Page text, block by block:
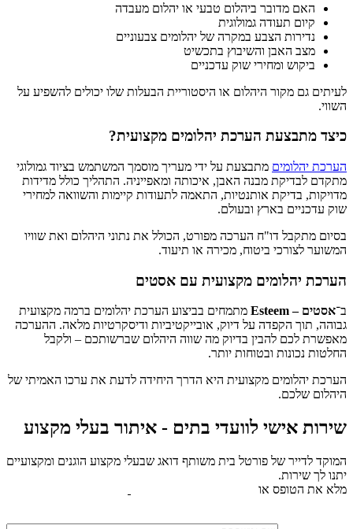
האם מדובר ביהלום טבעי או יהלום מעבדה
קיום תעודה גמולוגית
נדירות הצבע במקרה של יהלומים צבעוניים
מצב האבן והשיבוץ בתכשיט
ביקוש ומחירי שוק עדכניים
לעיתים גם מקור היהלום או היסטוריית הבעלות שלו יכולים להשפיע על
השווי.
כיצד מתבצעת הערכת יהלומים מקצועית?
הערכת יהלומיםמתבצעת על ידי מעריך מוסמך המשתמש בציוד גמולוגי
מתקדם לבדיקת מבנה האבן, איכותה ומאפייניה. התהליך כולל מדידות
מדויקות, בדיקת אותנטיות, התאמה לתעודות קיימות והשוואה למחירי
שוק עדכניים בארץ ובעולם.
בסיום מתקבל דו"ח הערכה מפורט, הכולל את נתוני היהלום ואת שוויו
המשוער לצורכי ביטוח, מכירה או תיעוד.
הערכת יהלומים מקצועית עם אסטים
ב־אסטים – Esteem
מתמחים בביצוע הערכת יהלומים ברמה מקצועית
גבוהה, תוך הקפדה על דיוק, אובייקטיביות ודיסקרטיות מלאה. ההערכה
מאפשרת לכם להבין בדיוק מה שווה היהלום שברשותכם – ולקבל
החלטות נכונות ובטוחות יותר.
הערכת יהלומים מקצועית היא הדרך היחידה לדעת את ערכו האמיתי של
היהלום שלכם.
שירות אישי לוועדי בתים - איתור בעלי מקצוע
המוקד לדייר של פורטל בית משותף דואג שבעלי מקצוע הוגנים ומקצועיים
יתנו לך שירות.
מלא את הטופס או